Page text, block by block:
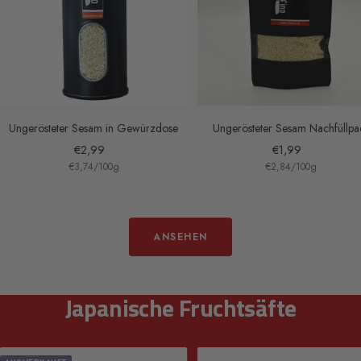
Ungerösteter Sesam in Gewürzdose
Angebotspreis
€2,99
€3,74/100g
Ungerösteter Sesam
Angebotspreis
€1,99
€2,84/100g
ANSEHEN
Japanische Fruchtsäfte